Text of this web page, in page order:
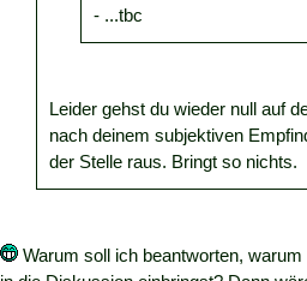
- ...tbc
Leider gehst du wieder null auf
nach deinem subjektiven
der Stelle raus. Bringt so nichts.
Warum soll ich beantworten,